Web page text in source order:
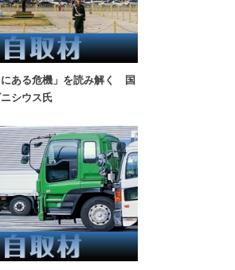
にある危機」を読み解く 国
シウス氏